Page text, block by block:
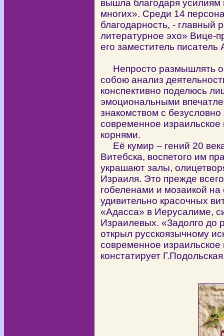
вышла благодаря усилиям
многих». Среди 14
благодарность, - главный
литературное эхо» Вице-
его заместитель писатель
Непросто размышлять о
собою анализ
конспективно поделюсь
эмоциональными
знакомством с
современное израильское
корнями.
Её кумир – гений 20
Витебска, воспетого им
украшают залы,
Израиля. Это прежде
гобеленами и мозаикой
удивительно красочных
«Адасса» в Иерусалиме,
Израилевых. «Задолго до
открыл русскоязычному
современное израильское
констатирует